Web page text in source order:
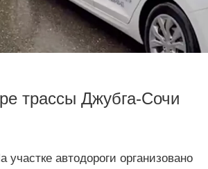
трассы Джубга-Сочи
автодороги организовано